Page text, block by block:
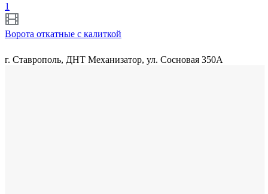
1
Ворота откатные с калиткой
г. Ставрополь, ДНТ Механизатор, ул. Сосновая 350А